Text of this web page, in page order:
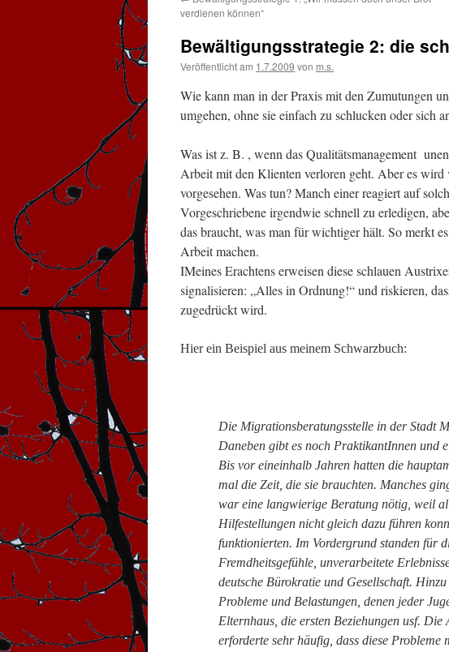
verdienen können“
Bewältigungsstrategie 2: die
Veröffentlicht am 1.7.2009 von m.s.
Wie kann man in der Praxis mit den Zumutungen
umgehen, ohne sie einfach zu schlucken oder sich
Was ist z. B. , wenn das Qualitätsmanagement
Arbeit mit den Klienten verloren geht. Aber es
vorgesehen. Was tun? Manch einer reagiert auf
Vorgeschriebene irgendwie schnell zu erledigen,
das braucht, was man für wichtiger hält. So merkt
Arbeit machen.
IMeines Erachtens erweisen diese schlauen
signalisieren: „Alles in Ordnung!“ und riskieren,
zugedrückt wird.
Hier ein Beispiel aus meinem Schwarzbuch:
Die Migrationsberatungsstelle in der Stadt
Daneben gibt es noch PraktikantInnen und
Bis vor eineinhalb Jahren hatten die
mal die Zeit, die sie brauchten. Manches
war eine langwierige Beratung nötig, weil
Hilfestellungen nicht gleich dazu führen
funktionierten. Im Vordergrund standen
Fremdheitsgefühle, unverarbeitete
deutsche Bürokratie und Gesellschaft.
Probleme und Belastungen, denen jeder
Elternhaus, die ersten Beziehungen usf.
erforderte sehr häufig, dass diese